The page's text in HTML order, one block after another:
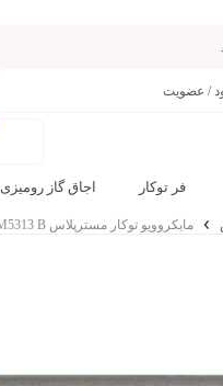
/ عضویت
فر توکار اجاق گاز رومیزی
مایکروویو توکار مسترپلاس M5313 B